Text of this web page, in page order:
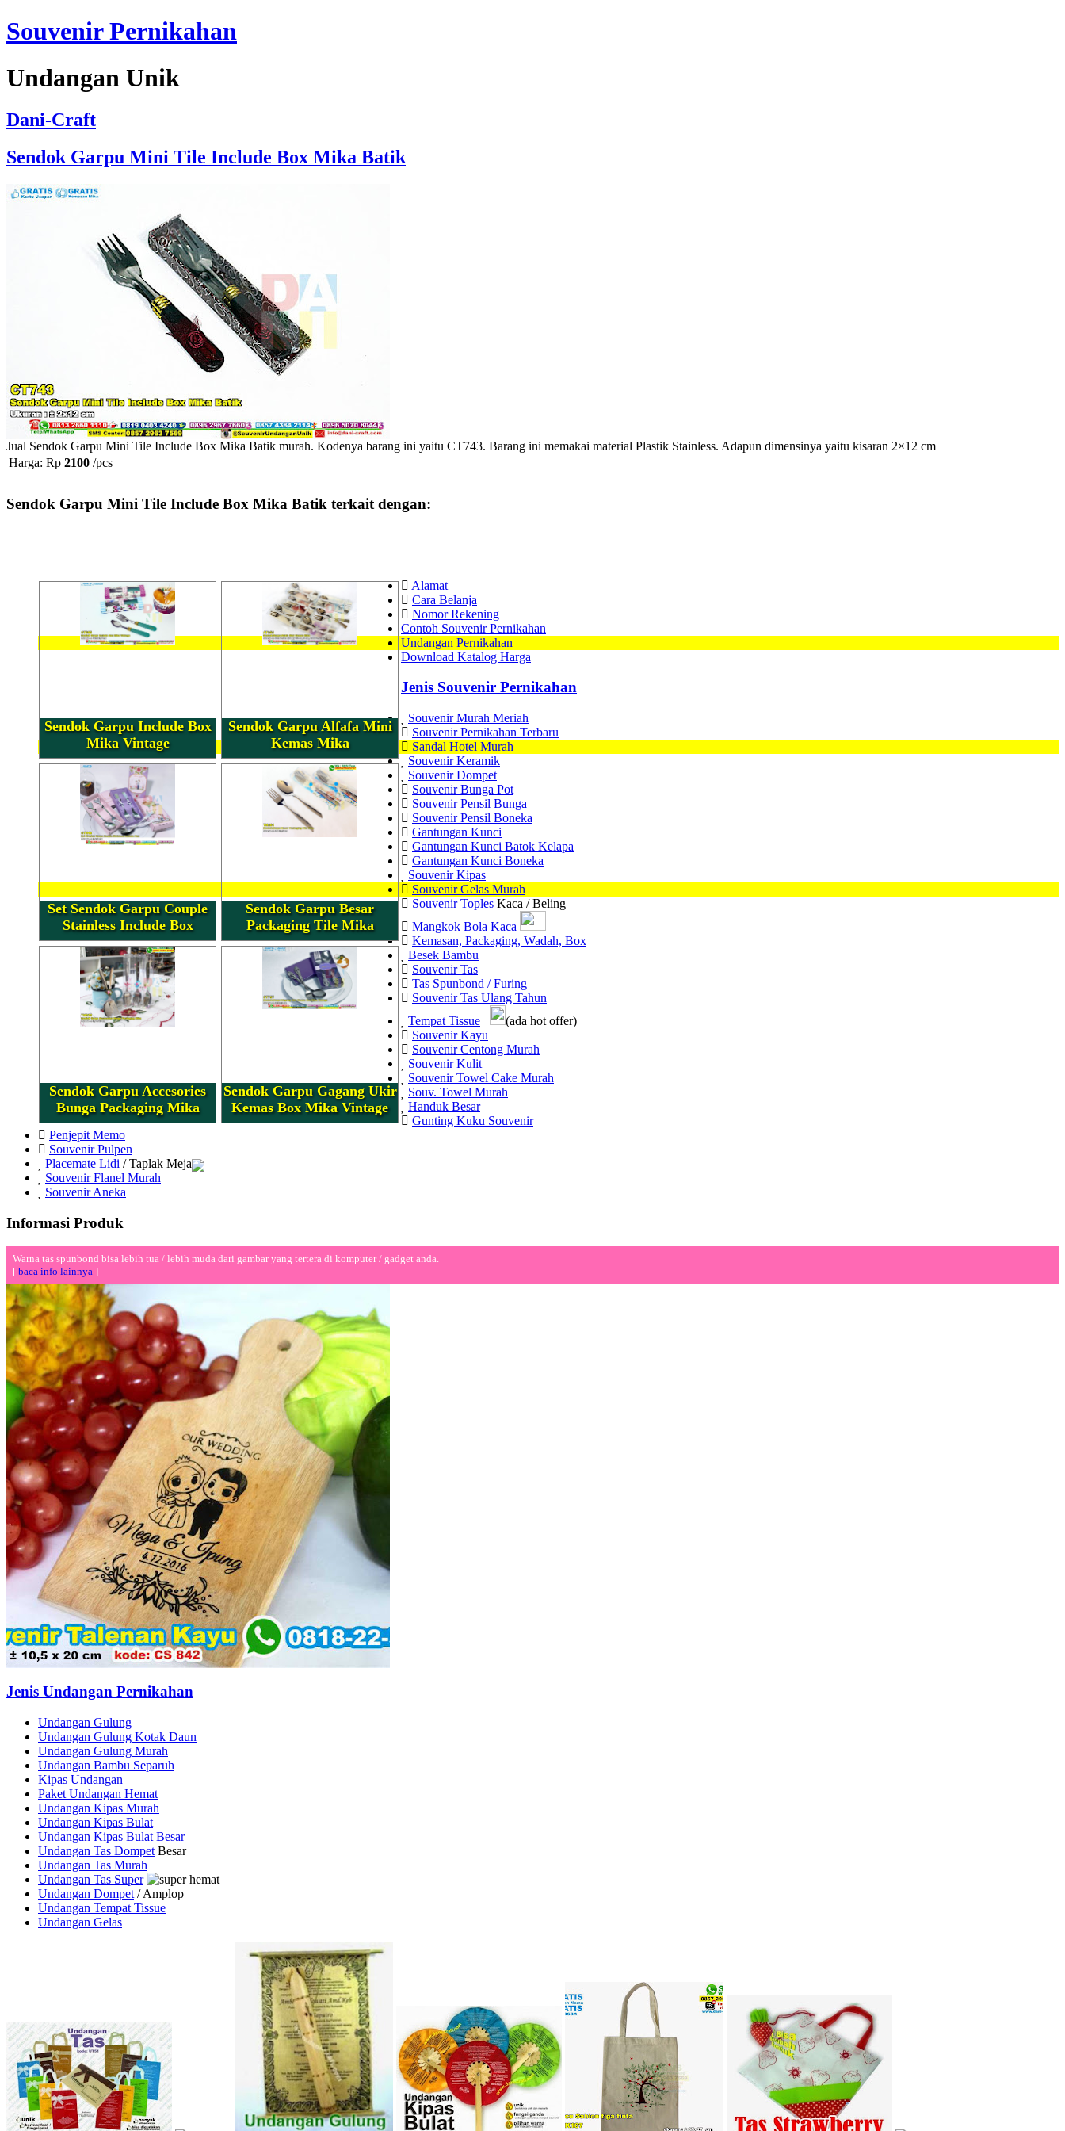
Souvenir Pernikahan
Undangan Unik
Dani-Craft
Sendok Garpu Mini Tile Include Box Mika Batik
Jual Sendok Garpu Mini Tile Include Box Mika Batik murah. Kodenya barang ini yaitu CT743. Barang ini memakai material Plastik Stainless. Adapun dimensinya yaitu kisaran 2×12 cm
Harga: Rp 2100 /pcs
Sendok Garpu Mini Tile Include Box Mika Batik terkait dengan:
Sendok Garpu Include Box
Mika Vintage
Sendok Garpu Alfafa Mini
Kemas Mika
Set Sendok Garpu Couple
Stainless Include Box
Sendok Garpu Besar
Packaging Tile Mika
Sendok Garpu Accesories
Bunga Packaging Mika
Sendok Garpu Gagang Ukir
Kemas Box Mika Vintage
Alamat
Cara Belanja
Nomor Rekening
Contoh Souvenir Pernikahan
Undangan Pernikahan
Download Katalog Harga
Jenis Souvenir Pernikahan
Souvenir Murah Meriah
Souvenir Pernikahan Terbaru
Sandal Hotel Murah
Souvenir Keramik
Souvenir Dompet
Souvenir Bunga Pot
Souvenir Pensil Bunga
Souvenir Pensil Boneka
Gantungan Kunci
Gantungan Kunci Batok Kelapa
Gantungan Kunci Boneka
Souvenir Kipas
Souvenir Gelas Murah
Souvenir Toples Kaca / Beling
Mangkok Bola Kaca
Kemasan, Packaging, Wadah, Box
Besek Bambu
Souvenir Tas
Tas Spunbond / Furing
Souvenir Tas Ulang Tahun
Tempat Tissue
(ada hot offer)
Souvenir Kayu
Souvenir Centong Murah
Souvenir Kulit
Souvenir Towel Cake Murah
Souv. Towel Murah
Handuk Besar
Gunting Kuku Souvenir
Penjepit Memo
Souvenir Pulpen
Placemate Lidi / Taplak Meja
Souvenir Flanel Murah
Souvenir Aneka
Informasi Produk
Warna tas spunbond bisa lebih tua / lebih muda dari gambar yang tertera di komputer / gadget anda.
[ baca info lainnya ]
Jenis Undangan Pernikahan
Undangan Gulung
Undangan Gulung Kotak Daun
Undangan Gulung Murah
Undangan Bambu Separuh
Kipas Undangan
Paket Undangan Hemat
Undangan Kipas Murah
Undangan Kipas Bulat
Undangan Kipas Bulat Besar
Undangan Tas Dompet Besar
Undangan Tas Murah
Undangan Tas Super
Undangan Dompet / Amplop
Undangan Tempat Tissue
Undangan Gelas